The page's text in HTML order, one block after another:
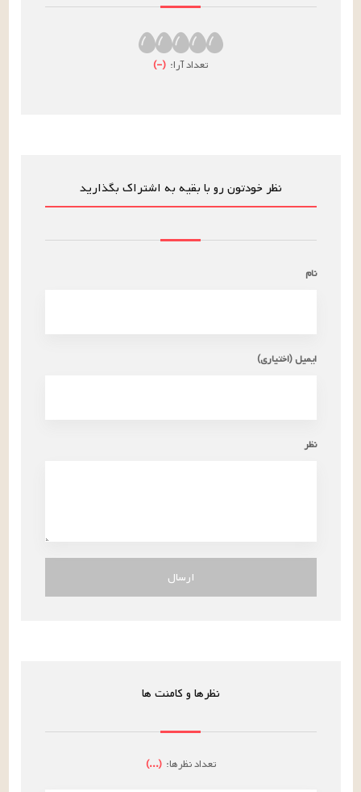
تعداد آرا: (
–
)
نظر خودتون رو با بقیه به اشتراک بگذارید
نام
ایمیل (اختیاری)
نظر
ارسال
نظرها و کامنت ها
تعداد نظرها: (
...
)